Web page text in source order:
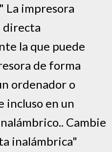
La impresora
directa
la que puede
de forma
ordenador o
en un
Cambie
inalámbrica"